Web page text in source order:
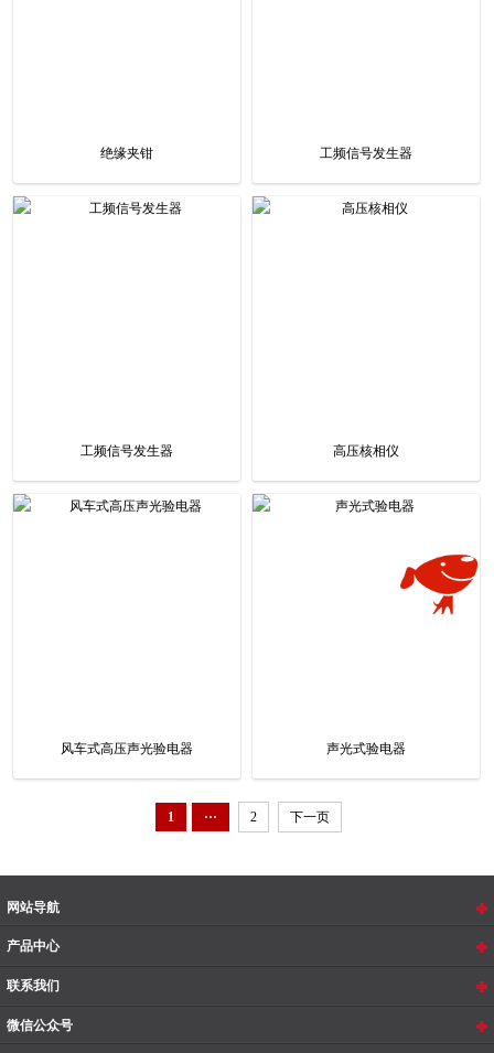
绝缘夹钳 工频信号发生器
工频信号发生器 高压核相仪
风车式高压声光验电器 声光式验电器
1 ··· 2 下一页
网站导航
产品中心
联系我们
微信公众号